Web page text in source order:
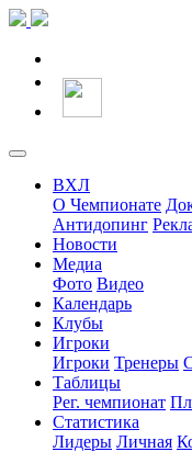
ВХЛ
О Чемпионате
Антидопинг
Новости
Медиа
Фото Видео
Календарь
Клубы
Игроки
Игроки Тренеры
Таблицы
Рег. чемпионат
Статистика
Лидеры Личная